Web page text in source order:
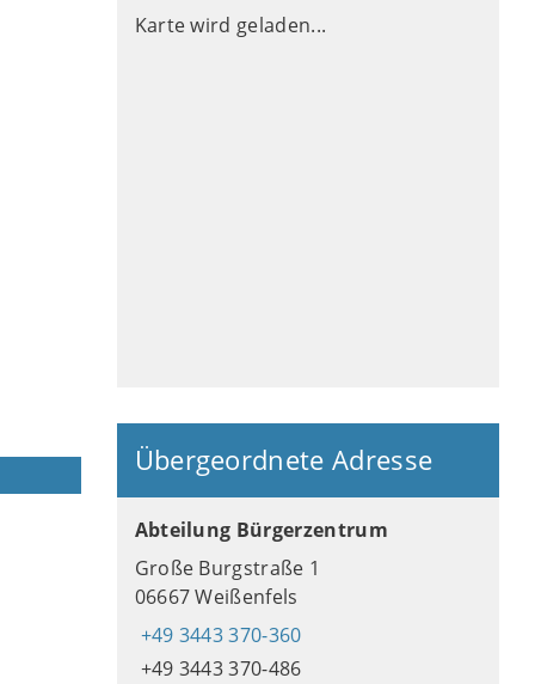
Karte wird geladen...
Übergeordnete Adresse
Abteilung Bürgerzentrum
Große Burgstraße 1
06667 Weißenfels
+49 3443 370-360
+49 3443 370-486